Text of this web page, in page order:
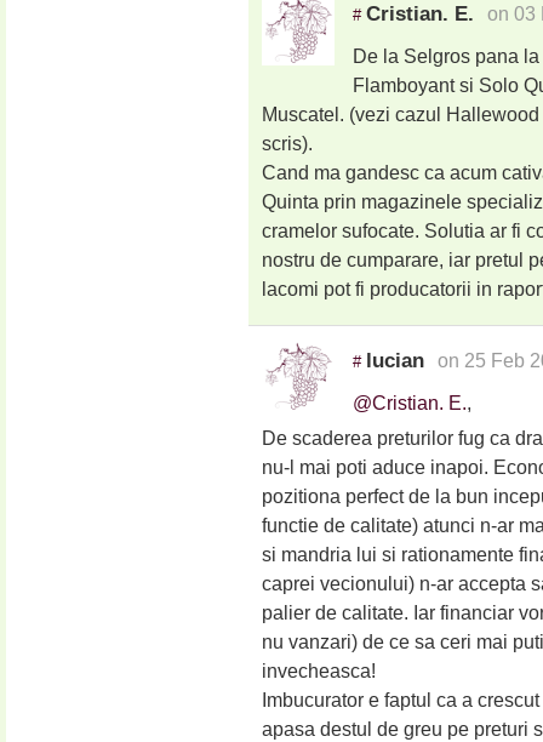
# Cristian. E. on 03
De la Selgros pana
Flamboyant si Solo
Muscatel. (vezi cazul
scris).
Cand ma gandesc ca acum
Quinta prin magazinele
cramelor sufocate. Solutia ar fi
nostru de cumparare, iar pretul
lacomi pot fi producatorii in
# lucian on 25 Feb
@Cristian. E.,
De scaderea preturilor fug ca
nu-l mai poti aduce inapoi.
pozitiona perfect de la bun
functie de calitate) atunci n-ar
si mandria lui si rationamente
caprei vecionului) n-ar accepta
palier de calitate. Iar financiar
nu vanzari) de ce sa ceri mai
invecheasca!
Imbucurator e faptul ca a
apasa destul de greu pe preturi